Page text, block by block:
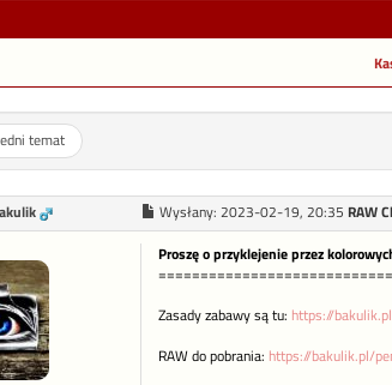
temat
Wysłany: 2023-02-19, 20:35 RAW
Proszę o przyklejenie przez
Zasady zabawy są tu: https://
RAW do pobrania: https://bakulik.pl/